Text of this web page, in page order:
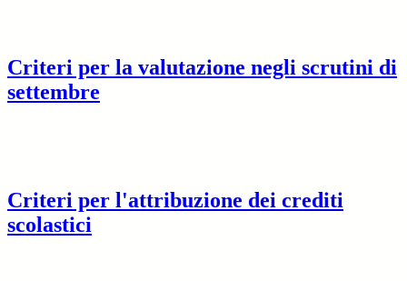
Criteri per la valutazione negli scrutini di
settembre
Criteri per l'attribuzione dei crediti
scolastici